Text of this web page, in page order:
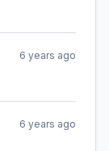
6 years ago
6 years ago